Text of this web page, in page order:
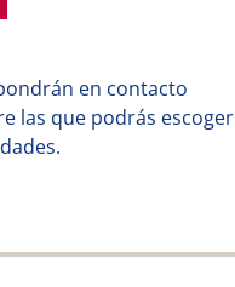
en contacto
las que podrás escoger